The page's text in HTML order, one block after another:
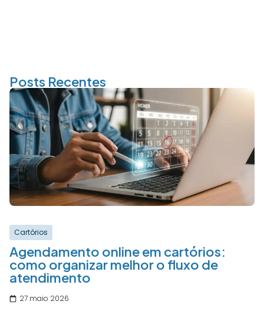
Posts Recentes
Cartórios
Agendamento online em cartórios:
como organizar melhor o fluxo de
atendimento
27 maio 2026